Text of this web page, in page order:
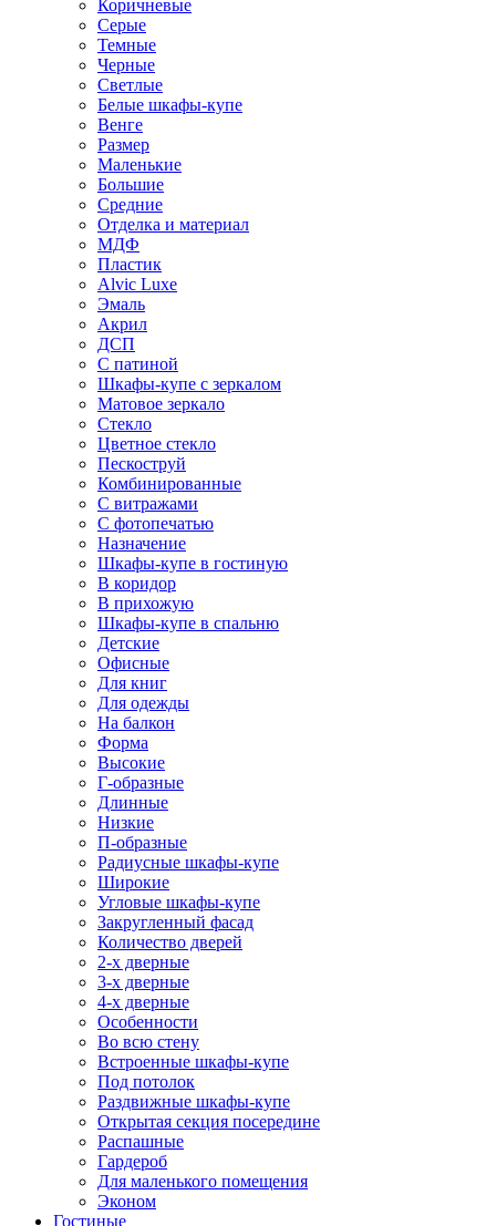
Коричневые
Серые
Темные
Черные
Светлые
Белые шкафы-купе
Венге
Размер
Маленькие
Большие
Средние
Отделка и материал
МДФ
Пластик
Alvic Luxe
Эмаль
Акрил
ДСП
С патиной
Шкафы-купе с зеркалом
Матовое зеркало
Стекло
Цветное стекло
Пескоструй
Комбинированные
С витражами
С фотопечатью
Назначение
Шкафы-купе в гостиную
В коридор
В прихожую
Шкафы-купе в спальню
Детские
Офисные
Для книг
Для одежды
На балкон
Форма
Высокие
Г-образные
Длинные
Низкие
П-образные
Радиусные шкафы-купе
Широкие
Угловые шкафы-купе
Закругленный фасад
Количество дверей
2-х дверные
3-х дверные
4-х дверные
Особенности
Во всю стену
Встроенные шкафы-купе
Под потолок
Раздвижные шкафы-купе
Открытая секция посередине
Распашные
Гардероб
Для маленького помещения
Эконом
Гостиные